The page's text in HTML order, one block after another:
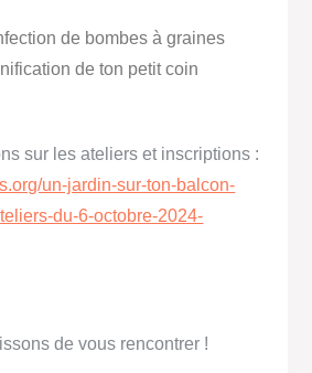
de bombes à graines
de ton petit coin
sur les ateliers et inscriptions :
un-jardin-sur-ton-balcon-
du-6-octobre-2024-
de vous rencontrer !